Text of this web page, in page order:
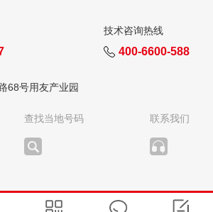
技术咨询热线
400-6600-588
68号用友产业园
查找当地号码 联系我们
有：用友网络科技股份有限公司